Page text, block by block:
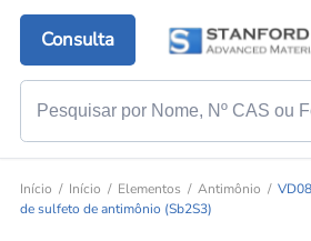
Consulta
Início Início Elementos Antimônio
de sulfeto de antimônio (Sb2S3)